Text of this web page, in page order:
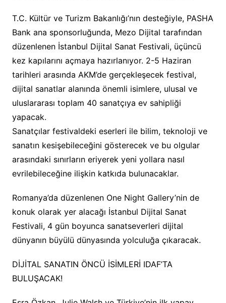
T.C. Kültür ve Turizm Bakanlığı’nın desteğiyle, PASHA
Bank ana sponsorluğunda, Mezo Dijital tarafından
düzenlenen İstanbul Dijital Sanat Festivali, üçüncü
kez kapılarını açmaya hazırlanıyor. 2-5 Haziran
tarihleri arasında AKM’de gerçekleşecek festival,
dijital sanatlar alanında önemli isimlere, ulusal ve
uluslararası toplam 40 sanatçıya ev sahipliği
yapacak.
Sanatçılar festivaldeki eserleri ile bilim, teknoloji ve
sanatın kesişebileceğini gösterecek ve bu olgular
arasındaki sınırların eriyerek yeni yollara nasıl
evrilebileceğine ilişkin katkıda bulunacaklar.
Romanya’da düzenlenen One Night Gallery’nin de
konuk olarak yer alacağı İstanbul Dijital Sanat
Festivali, 4 gün boyunca sanatseverleri dijital
dünyanın büyülü dünyasında yolculuğa çıkaracak.
DİJİTAL SANATIN ÖNCÜ İSİMLERİ IDAF’TA
BULUŞACAK!